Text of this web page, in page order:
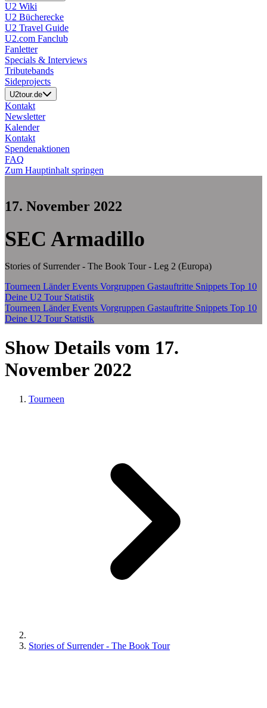
U2 Wiki
U2 Bücherecke
U2 Travel Guide
U2.com Fanclub
Fanletter
Specials & Interviews
Tributebands
Sideprojects
U2tour.de
Kontakt
Newsletter
Kalender
Kontakt
Spendenaktionen
FAQ
Zum Hauptinhalt springen
17. November 2022
SEC Armadillo
Stories of Surrender - The Book Tour - Leg 2 (Europa)
Tourneen LänderEvents Vorgruppen Gastauftritte Snippets Top 10
Deine U2 Tour Statistik
Tourneen LänderEvents Vorgruppen Gastauftritte Snippets Top 10
Deine U2 Tour Statistik
Show Details vom 17.
November 2022
Tourneen
Stories of Surrender - The Book Tour